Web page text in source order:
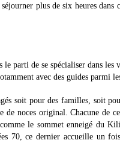
plus de six heures
parti de se spécialiser dans les
avec des guides parmi
soit pour des familles, soit
noces original. Chacune de
le sommet enneigé du
70, ce dernier accueille un